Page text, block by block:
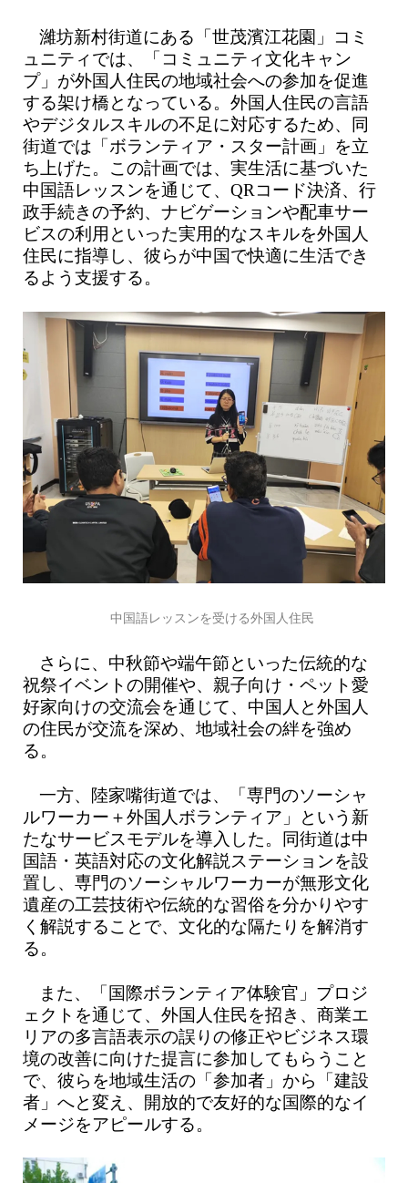
濰坊新村街道にある「世茂濱江花園」コミ
ュニティでは、「コミュニティ文化キャン
プ」が外国人住民の地域社会への参加を促進
する架け橋となっている。外国人住民の言語
やデジタルスキルの不足に対応するため、同
街道では「ボランティア・スター計画」を立
ち上げた。この計画では、実生活に基づいた
中国語レッスンを通じて、QRコード決済、行
政手続きの予約、ナビゲーションや配車サー
ビスの利用といった実用的なスキルを外国人
住民に指導し、彼らが中国で快適に生活でき
るよう支援する。
中国語レッスンを受ける外国人住民
さらに、中秋節や端午節といった伝統的な
祝祭イベントの開催や、親子向け・ペット愛
好家向けの交流会を通じて、中国人と外国人
の住民が交流を深め、地域社会の絆を強め
る。
一方、陸家嘴街道では、「専門のソーシャ
ルワーカー＋外国人ボランティア」という新
たなサービスモデルを導入した。同街道は中
国語・英語対応の文化解説ステーションを設
置し、専門のソーシャルワーカーが無形文化
遺産の工芸技術や伝統的な習俗を分かりやす
く解説することで、文化的な隔たりを解消す
る。
また、「国際ボランティア体験官」プロジ
ェクトを通じて、外国人住民を招き、商業エ
リアの多言語表示の誤りの修正やビジネス環
境の改善に向けた提言に参加してもらうこと
で、彼らを地域生活の「参加者」から「建設
者」へと変え、開放的で友好的な国際的なイ
メージをアピールする。